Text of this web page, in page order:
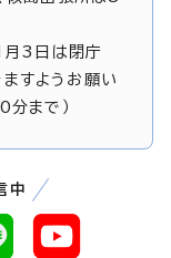
月3日は閉庁
すようお願い
分まで）
中